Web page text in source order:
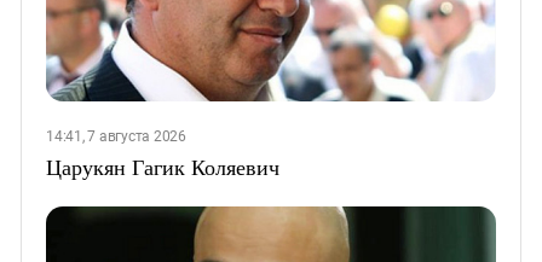
14:41, 7 августа 2026
Царукян Гагик Коляевич